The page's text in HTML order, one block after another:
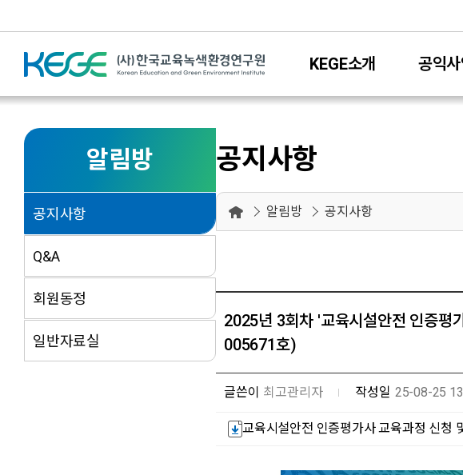
KEGE소개 공익
알림방
공지사항
Q&A
회원동정
일반자료실
공지사항
알림방 공지사항
2025년 3회차 '교육시설안전 인증평
005671호)
글쓴이 최고관리자 작성일 25-08-25
교육시설안전 인증평가사 교육과정 신청